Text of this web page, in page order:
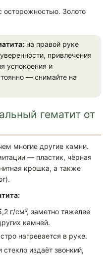
осторожностью. Золото
на правой руке
привлечения
успокоения и
— снимайте на
гематит от
многие другие камни.
— пластик, чёрная
крошка, а также
г/см³, заметно тяжелее
камней.
нагревается в руке.
издаёт звонкий,